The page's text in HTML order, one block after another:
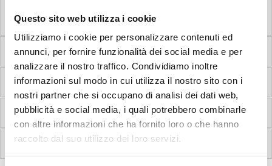
Questo sito web utilizza i cookie
Utilizziamo i cookie per personalizzare contenuti ed
annunci, per fornire funzionalità dei social media e per
analizzare il nostro traffico. Condividiamo inoltre
informazioni sul modo in cui utilizza il nostro sito con i
nostri partner che si occupano di analisi dei dati web,
pubblicità e social media, i quali potrebbero combinarle
con altre informazioni che ha fornito loro o che hanno
raccolto dal suo utilizzo dei loro servizi.
Orario Lezioni delMartedì
Orario Lezioni delMercoledì
Orario Lezioni delGiovedì
Orario Lezioni delVenerdì